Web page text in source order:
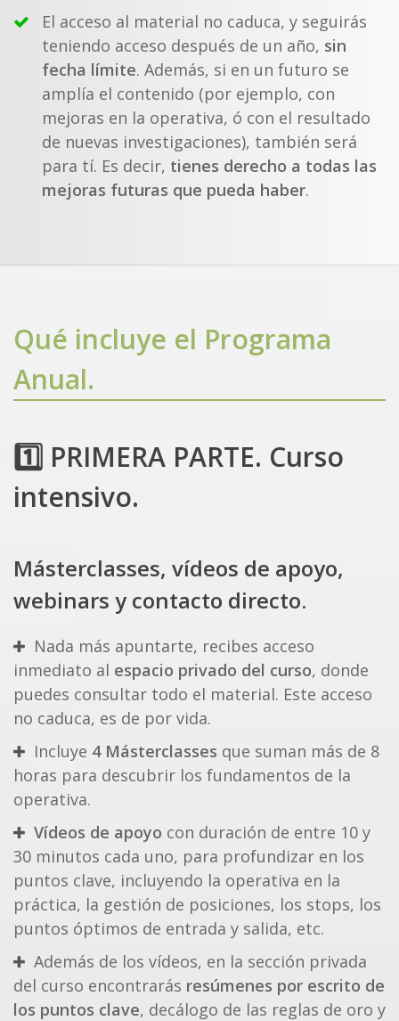
El acceso al material no caduca, y seguirás
teniendo acceso después de un año, sin
fecha límite. Además, si en un futuro se
amplía el contenido (por ejemplo, con
mejoras en la operativa, ó con el resultado
de nuevas investigaciones), también será
para tí. Es decir, tienes derecho a todas las
mejoras futuras que pueda haber.
Qué incluye el Programa
Anual.
1️⃣ PRIMERA PARTE. Curso
intensivo.
Másterclasses, vídeos de apoyo,
webinars y contacto directo.
Nada más apuntarte, recibes acceso
inmediato al espacio privado del curso, donde
puedes consultar todo el material. Este acceso
no caduca, es de por vida.
Incluye 4 Másterclasses que suman más de 8
horas para descubrir los fundamentos de la
operativa.
Vídeos de apoyo con duración de entre 10 y
30 minutos cada uno, para profundizar en los
puntos clave, incluyendo la operativa en la
práctica, la gestión de posiciones, los stops, los
puntos óptimos de entrada y salida, etc.
Además de los vídeos, en la sección privada
del curso encontrarás resúmenes por escrito de
los puntos clave, decálogo de las reglas de oro y